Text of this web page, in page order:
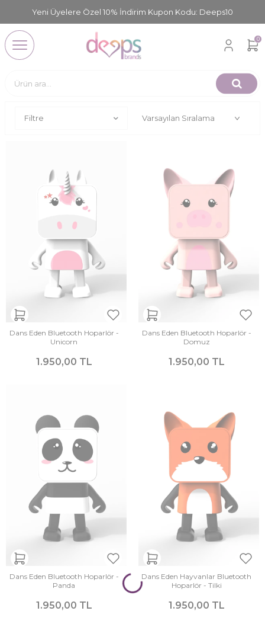
Yeni Üyelere Özel 10% İndirim Kupon Kodu: Deeps10
0
Filtre
Dans Eden Bluetooth Hoparlör -
Unicorn
1.950,00 TL
Dans Eden Bluetooth Hoparlör -
Domuz
1.950,00 TL
Dans Eden Bluetooth Hoparlör -
Panda
1.950,00 TL
Dans Eden Hayvanlar Bluetooth
Hoparlör - Tilki
1.950,00 TL